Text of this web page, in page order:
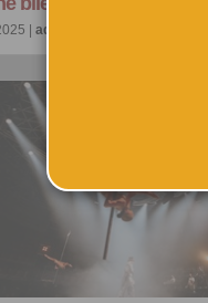
| advertorial